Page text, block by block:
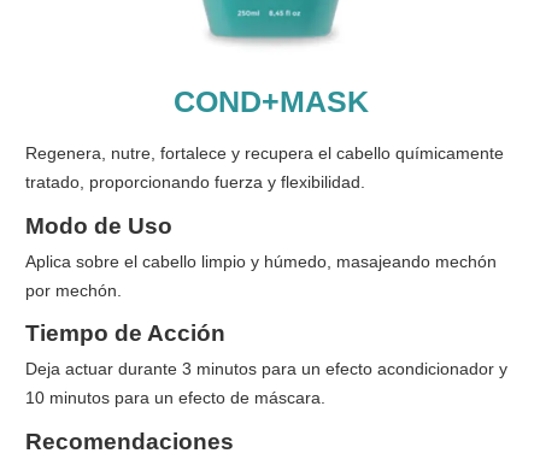
COND+MASK
Regenera, nutre, fortalece y recupera el cabello químicamente
tratado, proporcionando fuerza y flexibilidad.
Modo de Uso
Aplica sobre el cabello limpio y húmedo, masajeando mechón
por mechón.
Tiempo de Acción
Deja actuar durante 3 minutos para un efecto acondicionador y
10 minutos para un efecto de máscara.
Recomendaciones